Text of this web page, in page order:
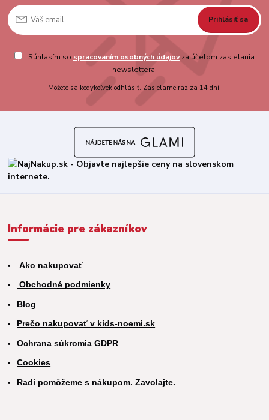
Prihlásiť sa
Súhlasím so spracovaním osobných údajovza účelom zasielania
newslettera.
Môžete sa kedykoľvek odhlásiť. Zasielame raz za 14 dní.
Informácie pre zákazníkov
Ako nakupovať
Obchodné podmienky
Blog
Prečo nakupovať v kids-noemi.sk
Ochrana súkromia GDPR
Cookies
Radi pomôžeme s nákupom. Zavolajte.